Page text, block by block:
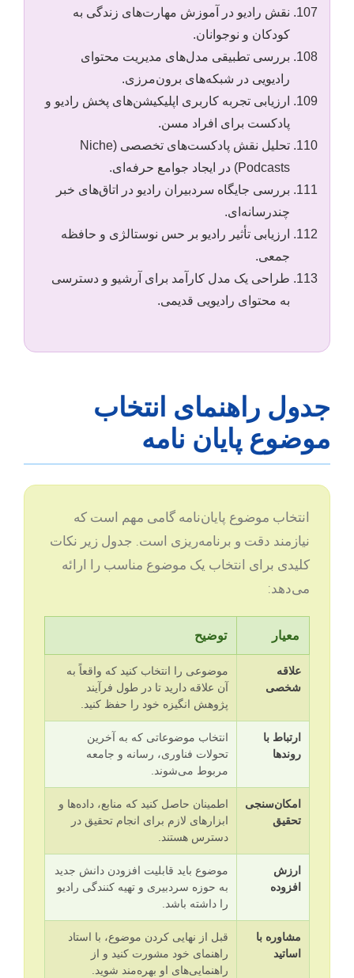
نقش رادیو در آموزش مهارت‌های زندگی به
کودکان و نوجوانان.
بررسی تطبیقی مدل‌های مدیریت محتوای
رادیویی در شبکه‌های برون‌مرزی.
ارزیابی تجربه کاربری اپلیکیشن‌های پخش رادیو و
پادکست برای افراد مسن.
تحلیل نقش پادکست‌های تخصصی (Niche
Podcasts) در ایجاد جوامع حرفه‌ای.
بررسی جایگاه سردبیران رادیو در اتاق‌های خبر
چندرسانه‌ای.
ارزیابی تأثیر رادیو بر حس نوستالژی و حافظه
جمعی.
طراحی یک مدل کارآمد برای آرشیو و دسترسی
به محتوای رادیویی قدیمی.
جدول راهنمای انتخاب
موضوع پایان نامه
انتخاب موضوع پایان‌نامه گامی مهم است که
نیازمند دقت و برنامه‌ریزی است. جدول زیر نکات
کلیدی برای انتخاب یک موضوع مناسب را ارائه
می‌دهد:
معیار توضیح
علاقه
شخصی
موضوعی را انتخاب کنید که واقعاً به
آن علاقه دارید تا در طول فرآیند
پژوهش انگیزه خود را حفظ کنید.
ارتباط با
روندها
انتخاب موضوعاتی که به آخرین
تحولات فناوری، رسانه و جامعه
مربوط می‌شوند.
امکان‌سنجی
تحقیق
اطمینان حاصل کنید که منابع، داده‌ها و
ابزارهای لازم برای انجام تحقیق در
دسترس هستند.
ارزش
افزوده
موضوع باید قابلیت افزودن دانش جدید
به حوزه سردبیری و تهیه کنندگی رادیو
را داشته باشد.
مشاوره با
اساتید
قبل از نهایی کردن موضوع، با استاد
راهنمای خود مشورت کنید و از
راهنمایی‌های او بهره‌مند شوید.